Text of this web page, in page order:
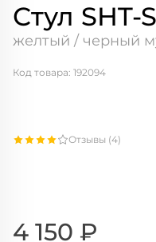
Стул SHT-
желтый / черный
Отзывы (4)
Код товара: 192094
4 150 ₽